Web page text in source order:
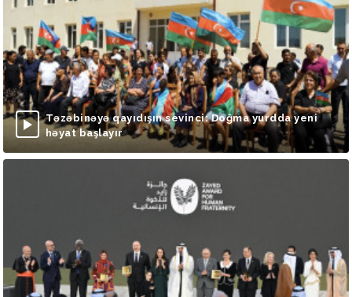
Təzəbinəyə qayıdışın sevinci: Doğma yurdda yeni
həyat başlayır